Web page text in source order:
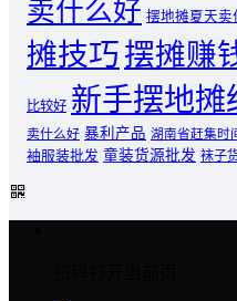
卖什么好 摆地摊夏天卖
摊技巧摆摊赚
比较好 新手摆地摊
卖什么好 暴利产品 湖南省赶集时
袖服装批发 童装货源批发 袜子